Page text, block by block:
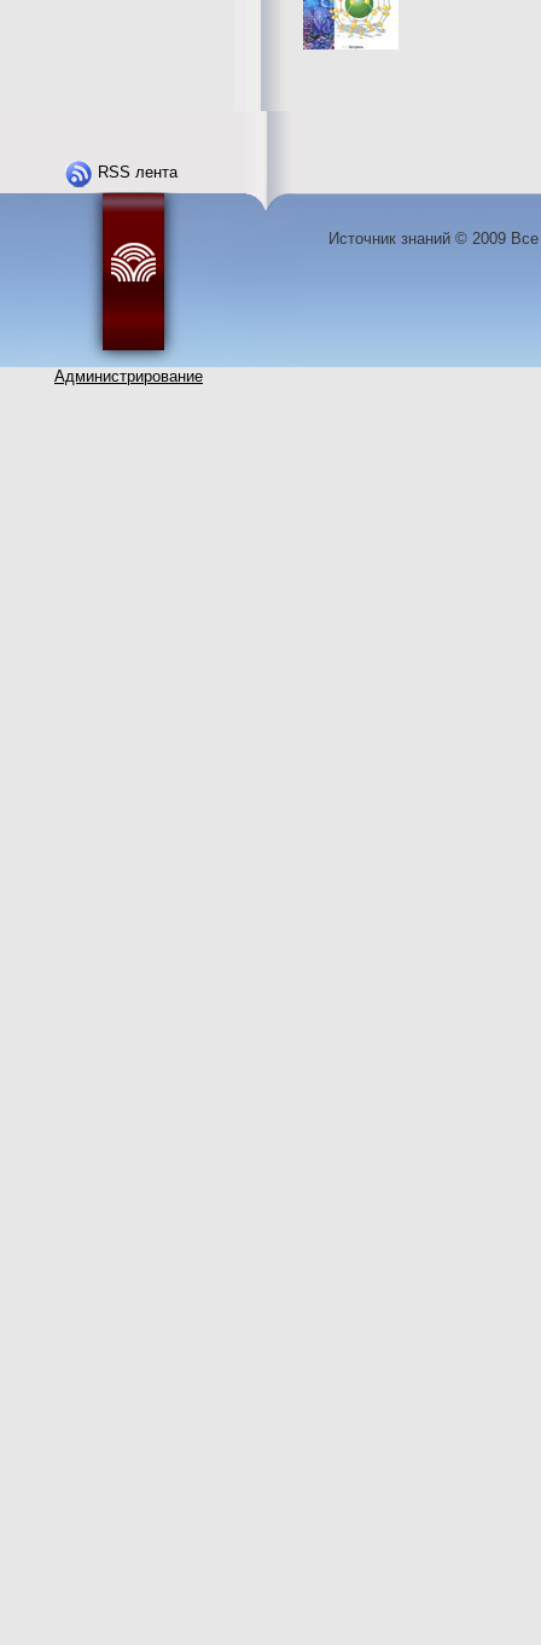
RSS лента
Администрирование
Источник знаний © 2009